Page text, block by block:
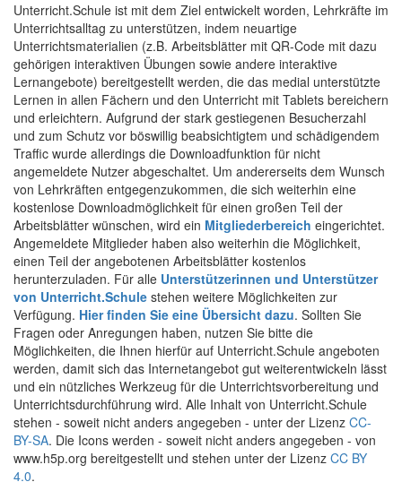
Unterricht.Schule ist mit dem Ziel entwickelt worden, Lehrkräfte im
Unterrichtsalltag zu unterstützen, indem neuartige
Unterrichtsmaterialien (z.B. Arbeitsblätter mit QR-Code mit dazu
gehörigen interaktiven Übungen sowie andere interaktive
Lernangebote) bereitgestellt werden, die das medial unterstützte
Lernen in allen Fächern und den Unterricht mit Tablets bereichern
und erleichtern. Aufgrund der stark gestiegenen Besucherzahl
und zum Schutz vor böswillig beabsichtigtem und schädigendem
Traffic wurde allerdings die Downloadfunktion für nicht
angemeldete Nutzer abgeschaltet. Um andererseits dem Wunsch
von Lehrkräften entgegenzukommen, die sich weiterhin eine
kostenlose Downloadmöglichkeit für einen großen Teil der
Arbeitsblätter wünschen, wird ein Mitgliederbereich eingerichtet.
Angemeldete Mitglieder haben also weiterhin die Möglichkeit,
einen Teil der angebotenen Arbeitsblätter kostenlos
herunterzuladen. Für alle Unterstützerinnen und Unterstützer
von Unterricht.Schule stehen weitere Möglichkeiten zur
Verfügung. Hier finden Sie eine Übersicht dazu. Sollten Sie
Fragen oder Anregungen haben, nutzen Sie bitte die
Möglichkeiten, die Ihnen hierfür auf Unterricht.Schule angeboten
werden, damit sich das Internetangebot gut weiterentwickeln lässt
und ein nützliches Werkzeug für die Unterrichtsvorbereitung und
Unterrichtsdurchführung wird. Alle Inhalt von Unterricht.Schule
stehen - soweit nicht anders angegeben - unter der Lizenz CC-
BY-SA. Die Icons werden - soweit nicht anders angegeben - von
www.h5p.org bereitgestellt und stehen unter der Lizenz CC BY
4.0.